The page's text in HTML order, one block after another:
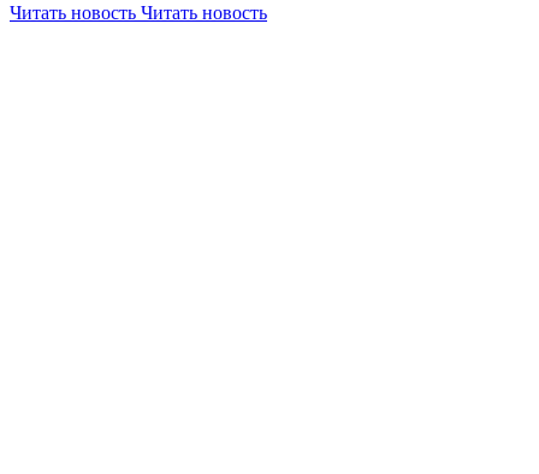
Читать новость Читать новость